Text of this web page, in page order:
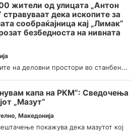
жители од улицата „Антон
стравуваат дека ископите за
сообраќајница кај „Лимак“
безбедноста на нивната
на деловни простори во станбен...
капа на РКМ“: Сведочења
„Мазут“
, Македонија
покажува дека мазутот кој